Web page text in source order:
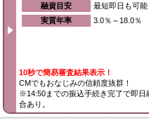
融資目安
最短即日も可能
実質年率
3.0％～18.0％
10秒で簡易審査結果表示！
CMでもおなじみの信頼度抜群！
※14:50までの振込手続き完了で即
合あり。